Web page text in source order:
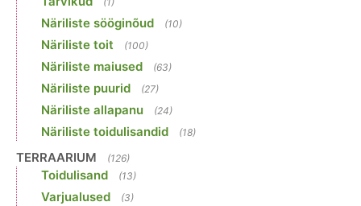
Näriliste sööginõud (10)
Näriliste toit (100)
Näriliste maiused (63)
Näriliste puurid (27)
Näriliste allapanu (24)
Näriliste toidulisandid (18)
TERRAARIUM (126)
Toidulisand (13)
Varjualused (3)